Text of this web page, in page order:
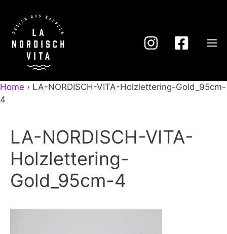
Inhalt
springen
Home › LA-NORDISCH-VITA-Holzlettering-Gold_95cm-
4
LA-NORDISCH-VITA-
Holzlettering-
Gold_95cm-4